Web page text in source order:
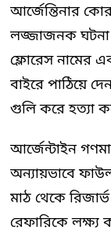
আর্জেন্তিনার
লজ্জাজনক ঘটনা
ফ্লোরেস নামের
বাইরে পাঠিয়ে
গুলি করে হত্যা
আর্জেন্টাইন
অন্যায়ভাবে
মাঠ থেকে
রেফারিকে